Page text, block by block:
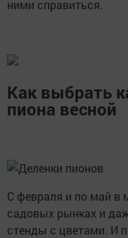
ними справиться.
Как выбрать
пиона весной
С февраля и по май в
садовых рынках и
стенды с цветами. И